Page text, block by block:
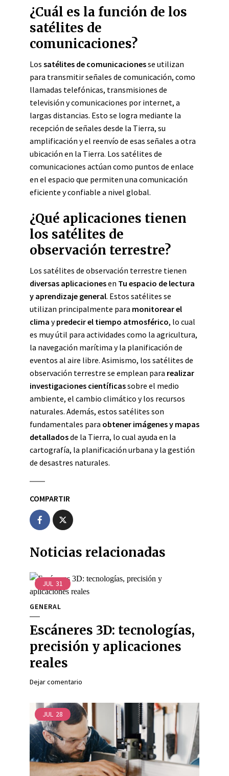
¿Cuál es la función de los
satélites de
comunicaciones?
Los satélites de comunicacionesse utilizan
para transmitir señales de comunicación, como
llamadas telefónicas, transmisiones de
televisión y comunicaciones por internet, a
largas distancias. Esto se logra mediante la
recepción de señales desde la Tierra, su
amplificación y el reenvío de esas señales a otra
ubicación en la Tierra. Los satélites de
comunicaciones actúan como puntos de enlace
en el espacio que permiten una comunicación
eficiente y confiable a nivel global.
¿Qué aplicaciones tienen
los satélites de
observación terrestre?
Los satélites de observación terrestre tienen
diversas aplicacionesen Tu espacio de lectura
y aprendizaje general. Estos satélites se
utilizan principalmente para monitorear el
clima ypredecir el tiempo atmosférico, lo cual
es muy útil para actividades como la agricultura,
la navegación marítima y la planificación de
eventos al aire libre. Asimismo, los satélites de
observación terrestre se emplean para realizar
investigaciones científicassobre el medio
ambiente, el cambio climático y los recursos
naturales. Además, estos satélites son
fundamentales para obtener imágenes y mapas
detalladosde la Tierra, lo cual ayuda en la
cartografía, la planificación urbana y la gestión
de desastres naturales.
COMPARTIR
Noticias relacionadas
JUL 31
GENERAL
Escáneres 3D: tecnologías,
precisión y aplicaciones
reales
Dejar comentario
JUL 28